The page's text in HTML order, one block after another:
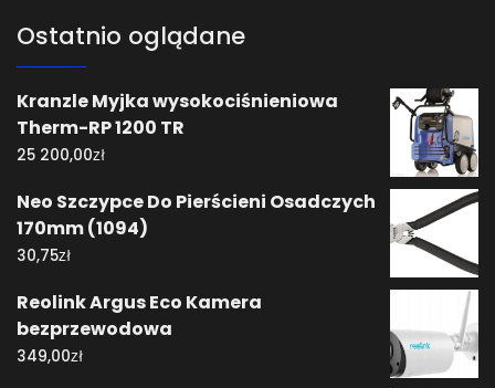
Ostatnio oglądane
Kranzle Myjka wysokociśnieniowa
Therm-RP 1200 TR
25 200,00zł
Neo Szczypce Do Pierścieni Osadczych
170mm (1094)
30,75zł
Reolink Argus Eco Kamera
bezprzewodowa
349,00zł